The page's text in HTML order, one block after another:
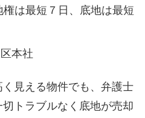
権は最短７日、底地は最短
本社
見える物件でも、弁護士
トラブルなく底地が売却